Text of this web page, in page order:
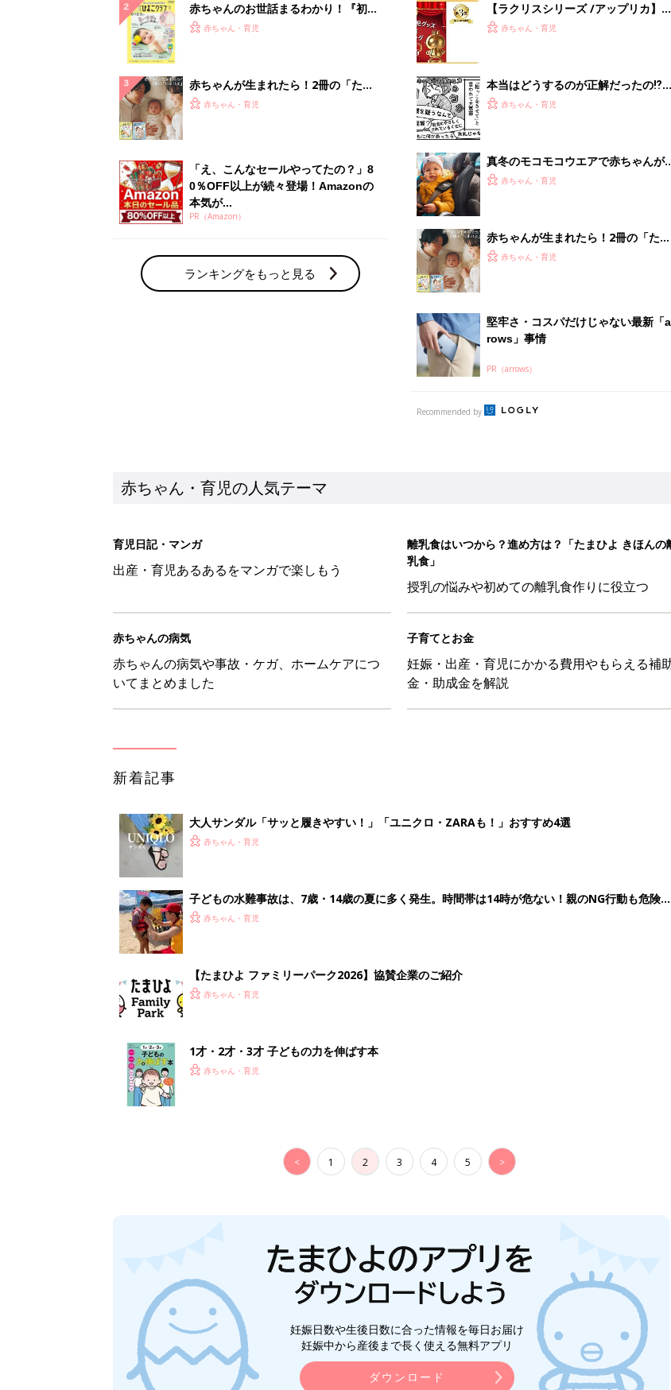
ランキングをもっと見る
rows」事情
PR（arrows）
赤ちゃん・育児の人気テーマ
育児日記・マンガ
離乳食はいつから？進め方は？「たまひよ きほんの離
授乳の悩みや初めての離乳食作りに役立つ
子育てとお金
妊娠・出産・育児にかかる費用やもらえる補助
金・助成金を解説
大人サンダル「サッと履きやすい！」「ユニクロ・ZARAも！」おすすめ4選
赤ちゃん・育児
子どもの水難事故は、7歳・14歳の夏に多く発生。時間帯は14時が危ない！親のNG行動も危険を
赤ちゃん・育児
【たまひよ ファミリーパーク2026】協賛企業のご紹介
1 2 3 4 5 >